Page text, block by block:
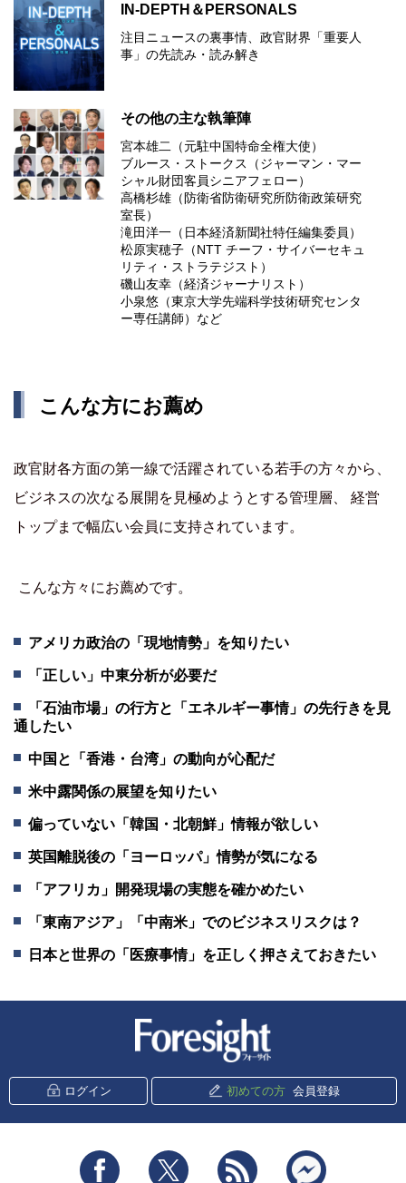
IN-DEPTH＆PERSONALS
注目ニュースの裏事情、政官財界「重要人
事」の先読み・読み解き
その他の主な執筆陣
宮本雄二（元駐中国特命全権大使）
ブルース・ストークス（ジャーマン・マー
シャル財団客員シニアフェロー）
高橋杉雄（防衛省防衛研究所防衛政策研究
室長）
滝田洋一（日本経済新聞社特任編集委員）
松原実穂子（NTT チーフ・サイバーセキュ
リティ・ストラテジスト）
磯山友幸（経済ジャーナリスト）
小泉悠（東京大学先端科学技術研究センタ
ー専任講師）など
こんな方にお薦め
政官財各方面の第一線で活躍されている若手の方々から、
ビジネスの次なる展開を見極めようとする管理層、 経営
トップまで幅広い会員に支持されています。
こんな方々にお薦めです。
アメリカ政治の「現地情勢」を知りたい
「正しい」中東分析が必要だ
「石油市場」の行方と「エネルギー事情」の先行きを見
通したい
中国と「香港・台湾」の動向が心配だ
米中露関係の展望を知りたい
偏っていない「韓国・北朝鮮」情報が欲しい
英国離脱後の「ヨーロッパ」情勢が気になる
「アフリカ」開発現場の実態を確かめたい
「東南アジア」「中南米」でのビジネスリスクは？
日本と世界の「医療事情」を正しく押さえておきたい
ログイン 初めての方 会員登録
Facebook Twitter RSS